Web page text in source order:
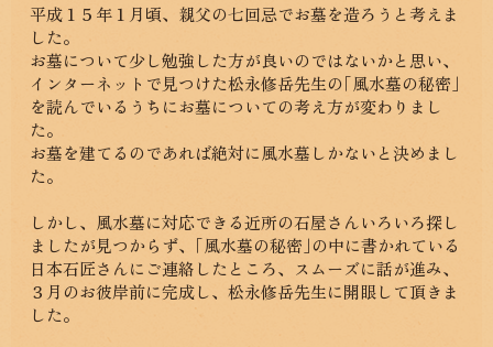
平成１５年１月頃、親父の七回忌でお墓を造ろうと考えま
した。
お墓について少し勉強した方が良いのではないかと思い、
インターネットで見つけた松永修岳先生の｢風水墓の秘密｣
を読んでいるうちにお墓についての考え方が変わりまし
た。
お墓を建てるのであれば絶対に風水墓しかないと決めまし
た。
しかし、風水墓に対応できる近所の石屋さんいろいろ探し
ましたが見つからず、｢風水墓の秘密｣の中に書かれている
日本石匠さんにご連絡したところ、スムーズに話が進み、
３月のお彼岸前に完成し、松永修岳先生に開眼して頂きま
した。